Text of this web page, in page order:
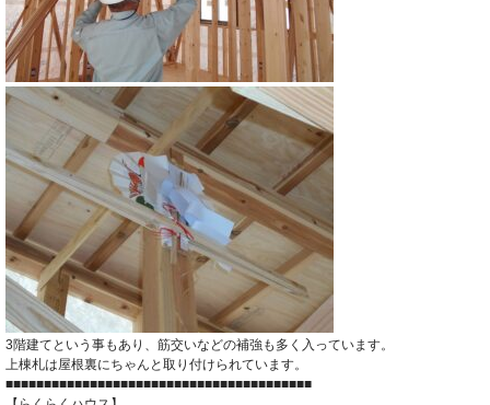
3階建てという事もあり、筋交いなどの補強も多く入っています。
上棟札は屋根裏にちゃんと取り付けられています。
■■■■■■■■■■■■■■■■■■■■■■■■■■■■■■■■■■■■■■■■